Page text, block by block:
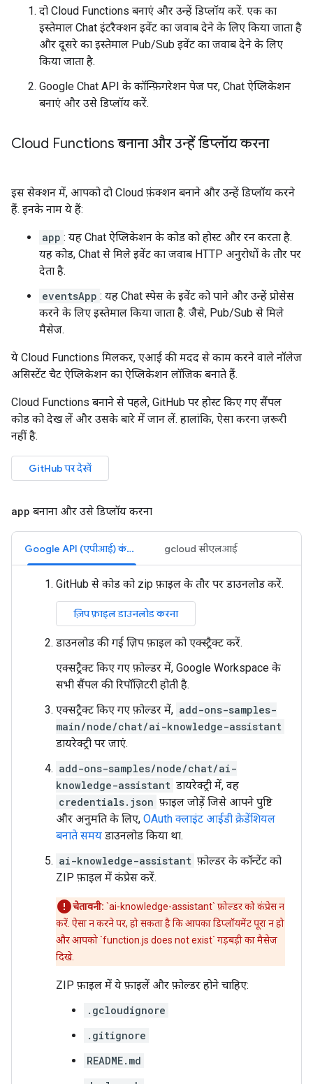
दो Cloud Functions बनाएं और उन्हें डिप्लॉय करें. एक का
इस्तेमाल Chat इंटरैक्शन इवेंट का जवाब देने के लिए किया जाता है
और दूसरे का इस्तेमाल Pub/Sub इवेंट का जवाब देने के लिए
किया जाता है.
Google Chat API के कॉन्फ़िगरेशन पेज पर, Chat ऐप्लिकेशन
बनाएं और उसे डिप्लॉय करें.
Cloud Functions बनाना और उन्हें डिप्लॉय करना
इस सेक्शन में, आपको दो Cloud फ़ंक्शन बनाने और उन्हें डिप्लॉय करने
हैं. इनके नाम ये हैं:
app : यह Chat ऐप्लिकेशन के कोड को होस्ट और रन करता है.
यह कोड, Chat से मिले इवेंट का जवाब HTTP अनुरोधों के तौर पर
देता है.
eventsApp : यह Chat स्पेस के इवेंट को पाने और उन्हें प्रोसेस
करने के लिए इस्तेमाल किया जाता है. जैसे, Pub/Sub से मिले
मैसेज.
ये Cloud Functions मिलकर, एआई की मदद से काम करने वाले नॉलेज
असिस्टेंट चैट ऐप्लिकेशन का ऐप्लिकेशन लॉजिक बनाते हैं.
Cloud Functions बनाने से पहले, GitHub पर होस्ट किए गए सैंपल
कोड को देख लें और उसके बारे में जान लें. हालांकि, ऐसा करना ज़रूरी
नहीं है.
GitHub पर देखें
app बनाना और उसे डिप्लॉय करना
Google API (एपीआई) कंसोल gcloud सीएलआई
GitHub से कोड को zip फ़ाइल के तौर पर डाउनलोड करें.
ज़िप फ़ाइल डाउनलोड करना
डाउनलोड की गई ज़िप फ़ाइल को एक्स्ट्रैक्ट करें.
एक्सट्रैक्ट किए गए फ़ोल्डर में, Google Workspace के
सभी सैंपल की रिपॉज़िटरी होती है.
एक्सट्रैक्ट किए गए फ़ोल्डर में, add-ons-samples-
main/node/chat/ai-knowledge-assistant
डायरेक्ट्री पर जाएं.
add-ons-samples/node/chat/ai-
knowledge-assistant डायरेक्ट्री में, वह
credentials.json फ़ाइल जोड़ें जिसे आपने पुष्टि
और अनुमति के लिए, OAuth क्लाइंट आईडी क्रेडेंशियल
बनाते समय डाउनलोड किया था.
ai-knowledge-assistant फ़ोल्डर के कॉन्टेंट को
ZIP फ़ाइल में कंप्रेस करें.
चेतावनी: `ai-knowledge-assistant` फ़ोल्डर को कंप्रेस न
करें. ऐसा न करने पर, हो सकता है कि आपका डिप्लॉयमेंट पूरा न हो
और आपको `function.js does not exist` गड़बड़ी का मैसेज
दिखे.
ZIP फ़ाइल में ये फ़ाइलें और फ़ोल्डर होने चाहिए:
.gcloudignore
.gitignore
README.md